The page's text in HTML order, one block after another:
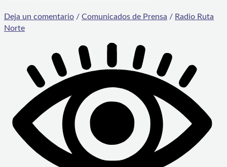
Deja un comentario / Comunicados de Prensa / Radio Ruta
Norte